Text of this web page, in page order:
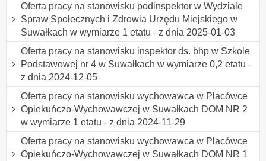
Oferta pracy na stanowisku podinspektor w Wydziale
Spraw Społecznych i Zdrowia Urzędu Miejskiego w
Suwałkach w wymiarze 1 etatu - z dnia 2025-01-03
Oferta pracy na stanowisku inspektor ds. bhp w Szkole
Podstawowej nr 4 w Suwałkach w wymiarze 0,2 etatu -
z dnia 2024-12-05
Oferta pracy na stanowisku wychowawca w Placówce
Opiekuńczo-Wychowawczej w Suwałkach DOM NR 2
w wymiarze 1 etatu - z dnia 2024-11-29
Oferta pracy na stanowisku wychowawca w Placówce
Opiekuńczo-Wychowawczej w Suwałkach DOM NR 1